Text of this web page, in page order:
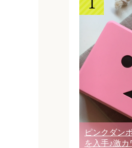
ピンクダン
を入手♪激カ